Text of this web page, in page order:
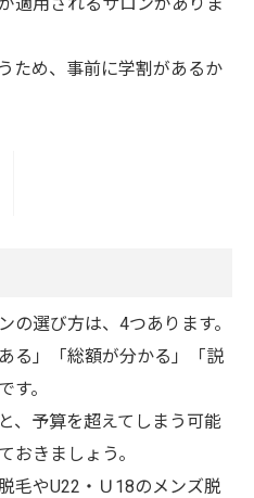
ため、事前に学割があるか
の選び方は、4つあります。
る」「総額が分かる」「説
す。
、予算を超えてしまう可能
おきましょう。
毛やU22・Ｕ18のメンズ脱